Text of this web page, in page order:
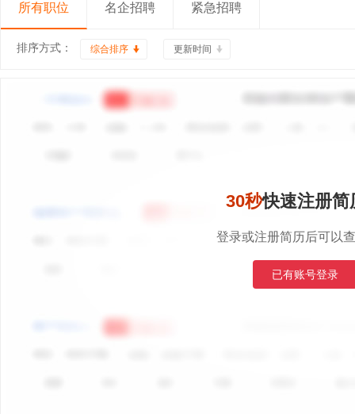
所有职位 名企招聘 紧急招聘
排序方式： 综合排序 更新时间
30秒快速注册简
登录或注册简历后可以
已有账号登录